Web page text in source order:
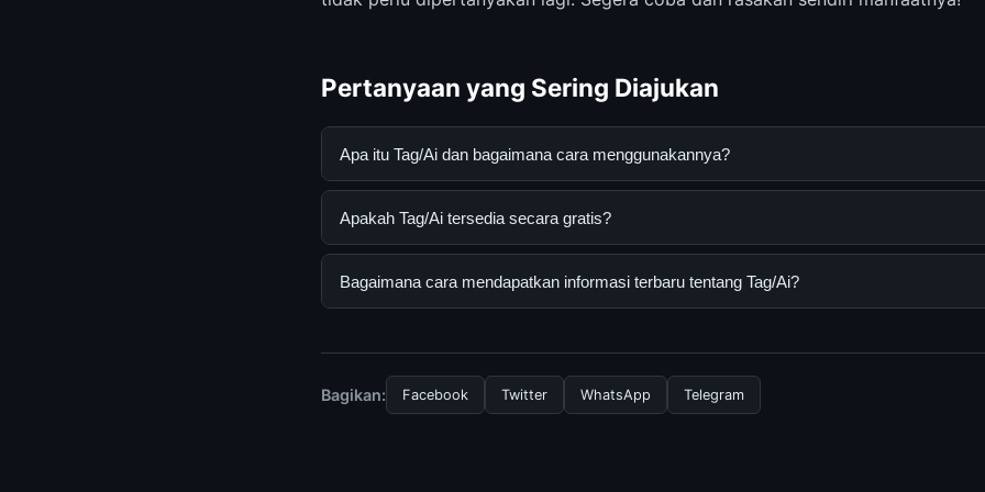
Pertanyaan yang Sering Diajukan
Apa itu Tag/Ai dan bagaimana cara menggunakannya?
Tag/Ai adalah layanan digital yang dirancang untuk membantu pengguna mendapatkan
yang tersedia.
Apakah Tag/Ai tersedia secara gratis?
Ya, Tag/Ai dapat diakses secara gratis oleh semua pengguna. Tidak ada biaya
Bagaimana cara mendapatkan informasi terbaru tentang Tag/Ai?
Bagikan:
Facebook Twitter WhatsApp Telegram